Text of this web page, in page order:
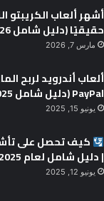
أشهر ألعاب الكريبتو
حقيقيًا (دليل شامل 2026)
مارس 7, 2026
ألعاب أندرويد لربح
PayPal (دليل شامل 2025)
يونيو 15, 2025
كيف تحصل على
| دليل شامل لعام 2025
يونيو 12, 2025